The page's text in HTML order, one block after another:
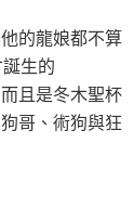
的龍娘都不算
生的
且是冬木聖杯
哥、術狗與狂